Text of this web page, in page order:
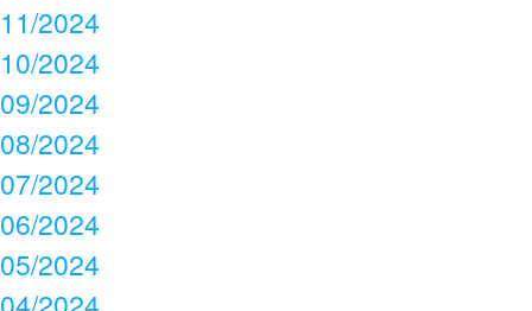
11/2024
10/2024
09/2024
08/2024
07/2024
06/2024
05/2024